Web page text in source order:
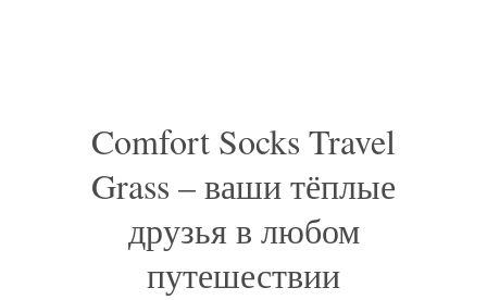
Comfort Socks Travel
Grass – ваши тёплые
друзья в любом
путешествии